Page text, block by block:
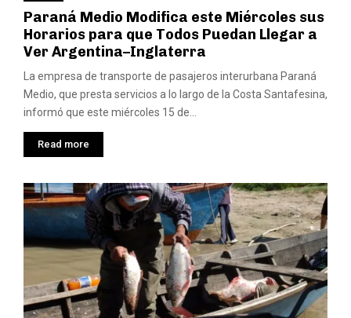
Paraná Medio Modifica este Miércoles sus
Horarios para que Todos Puedan Llegar a
Ver Argentina–Inglaterra
La empresa de transporte de pasajeros interurbana Paraná
Medio, que presta servicios a lo largo de la Costa Santafesina,
informó que este miércoles 15 de...
Read more